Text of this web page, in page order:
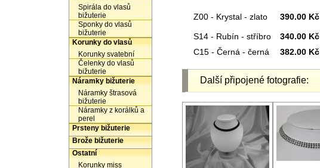
Spirála do vlasů
bižuterie
Sponky do vlasů
bižuterie
Korunky do vlasů
Korunky svatební
Čelenky do vlasů
bižuterie
Náramky bižuterie
Náramky štrasová
bižuterie
Náramky z korálků a
perel
Prsteny bižuterie
Brože bižuterie
Ostatní
Korunky miss
Z00 - Krystal - zlato 390.00 Kč
S14 - Rubín - stříbro 340.00 Kč
C15 - Černá - černá 382.00 Kč
Další připojené fotografie: